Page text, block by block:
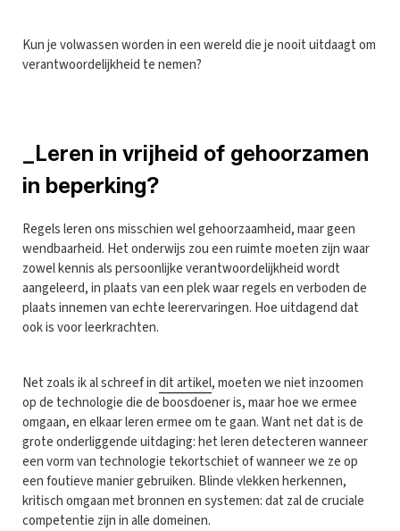
Kun je volwassen worden in een wereld die je nooit uitdaagt om
verantwoordelijkheid te nemen?
_Leren in vrijheid of gehoorzamen
in beperking?
Regels leren ons misschien wel gehoorzaamheid, maar geen
wendbaarheid. Het onderwijs zou een ruimte moeten zijn waar
zowel kennis als persoonlijke verantwoordelijkheid wordt
aangeleerd, in plaats van een plek waar regels en verboden de
plaats innemen van echte leerervaringen. Hoe uitdagend dat
ook is voor leerkrachten.
Net zoals ik al schreef indit artikel, moeten we niet inzoomen
op de technologie die de boosdoener is, maar hoe we ermee
omgaan, en elkaar leren ermee om te gaan. Want net dat is de
grote onderliggende uitdaging: het leren detecteren wanneer
een vorm van technologie tekortschiet of wanneer we ze op
een foutieve manier gebruiken. Blinde vlekken herkennen,
kritisch omgaan met bronnen en systemen: dat zal de cruciale
competentie zijn in alle domeinen.